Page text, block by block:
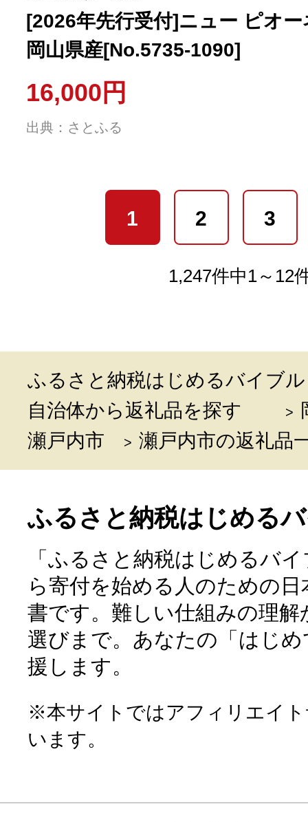
[2026年先行受付]ニュー ピオ
岡山県産[No.5735-1090]
16,000円
出典：さとふる
1 2 3
1,247件中1～12
ふるさと納税はじめるバイブル
自治体から返礼品を探す
瀬戸内市
瀬戸内市の返礼品
ふるさと納税はじめる
「ふるさと納税はじめるバ
ら寄付を始める人のための
書です。難しい仕組みの理
選びまで。あなたの「はじ
援します。
※本サイトではアフィリエイ
います。